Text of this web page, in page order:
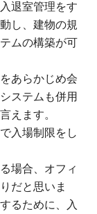
退室管理をす
し、建物の規
ムの構築が可
あらかじめ会
ステムも併用
えます。
入場制限をし
場合、オフィ
だと思いま
るために、入